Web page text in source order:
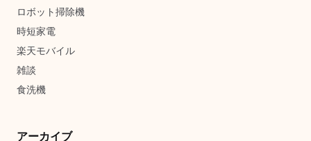
ロボット掃除機
時短家電
楽天モバイル
雑談
食洗機
アーカイブ